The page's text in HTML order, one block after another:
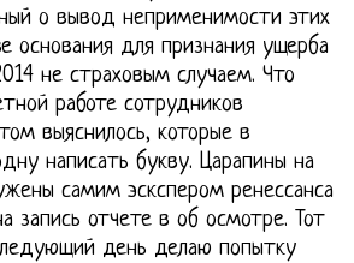
о вывод неприменимости этих
основания для признания ущерба
не страховым случаем. Что
работе сотрудников
выяснилось, которые в
написать букву. Царапины на
самим эскспером ренессанса
запись отчете в об осмотре. Тот
день делаю попытку